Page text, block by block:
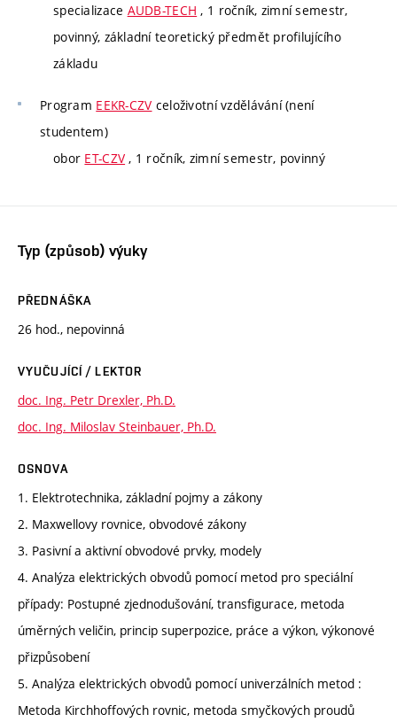
specializace AUDB-TECH , 1 ročník, zimní semestr,
povinný, základní teoretický předmět profilujícího
základu
Program EEKR-CZV celoživotní vzdělávání (není
studentem)
obor ET-CZV , 1 ročník, zimní semestr, povinný
Typ (způsob) výuky
PŘEDNÁŠKA
26 hod., nepovinná
VYUČUJÍCÍ / LEKTOR
doc. Ing. Petr Drexler, Ph.D.
doc. Ing. Miloslav Steinbauer, Ph.D.
OSNOVA
1. Elektrotechnika, základní pojmy a zákony
2. Maxwellovy rovnice, obvodové zákony
3. Pasivní a aktivní obvodové prvky, modely
4. Analýza elektrických obvodů pomocí metod pro speciální
případy: Postupné zjednodušování, transfigurace, metoda
úměrných veličin, princip superpozice, práce a výkon, výkonové
přizpůsobení
5. Analýza elektrických obvodů pomocí univerzálních metod :
Metoda Kirchhoffových rovnic, metoda smyčkových proudů